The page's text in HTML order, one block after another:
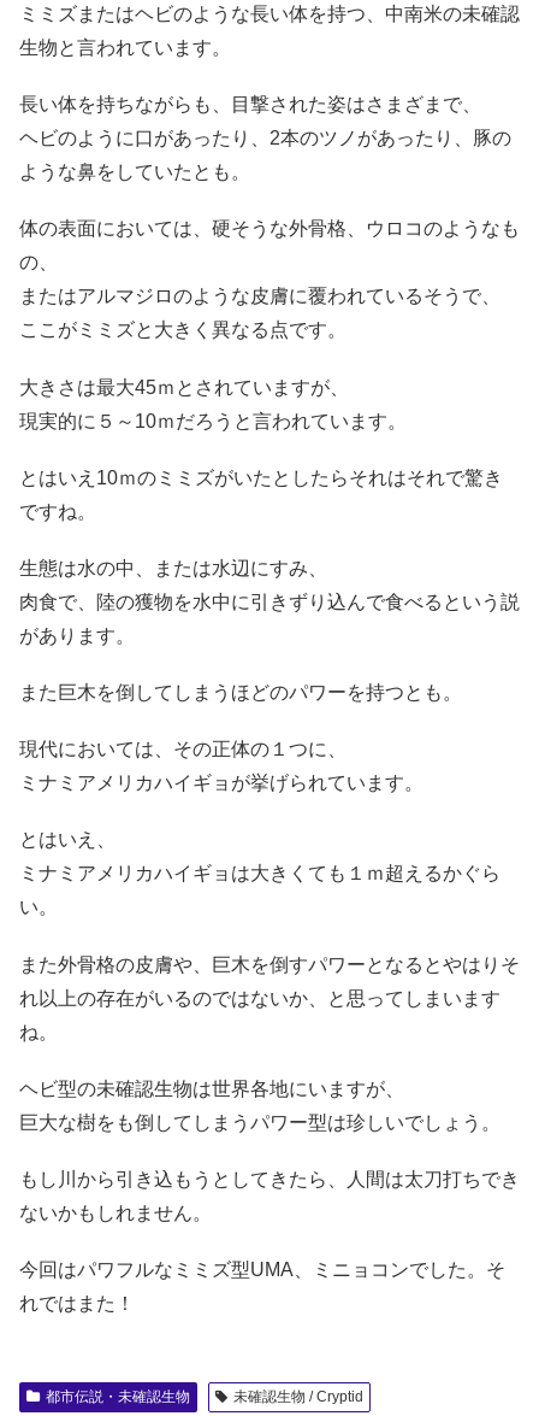
ミミズまたはヘビのような長い体を持つ、中南米の未確認
生物と言われています。
長い体を持ちながらも、目撃された姿はさまざまで、
ヘビのように口があったり、2本のツノがあったり、豚の
ような鼻をしていたとも。
体の表面においては、硬そうな外骨格、ウロコのようなも
の、
またはアルマジロのような皮膚に覆われているそうで、
ここがミミズと大きく異なる点です。
大きさは最大45ｍとされていますが、
現実的に５～10ｍだろうと言われています。
とはいえ10ｍのミミズがいたとしたらそれはそれで驚き
ですね。
生態は水の中、または水辺にすみ、
肉食で、陸の獲物を水中に引きずり込んで食べるという説
があります。
また巨木を倒してしまうほどのパワーを持つとも。
現代においては、その正体の１つに、
ミナミアメリカハイギョが挙げられています。
とはいえ、
ミナミアメリカハイギョは大きくても１ｍ超えるかぐら
い。
また外骨格の皮膚や、巨木を倒すパワーとなるとやはりそ
れ以上の存在がいるのではないか、と思ってしまいます
ね。
ヘビ型の未確認生物は世界各地にいますが、
巨大な樹をも倒してしまうパワー型は珍しいでしょう。
もし川から引き込もうとしてきたら、人間は太刀打ちでき
ないかもしれません。
今回はパワフルなミミズ型UMA、ミニョコンでした。そ
れではまた！
都市伝説・未確認生物
未確認生物 / Cryptid